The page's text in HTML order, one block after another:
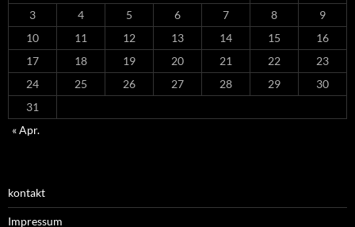
3
4 5 6 7 8
9
10
11 12 13 14 15
16
17
18 19 20 21 22
23
24
25 26 27 28 29
30
31
« Apr.
kontakt
Impressum